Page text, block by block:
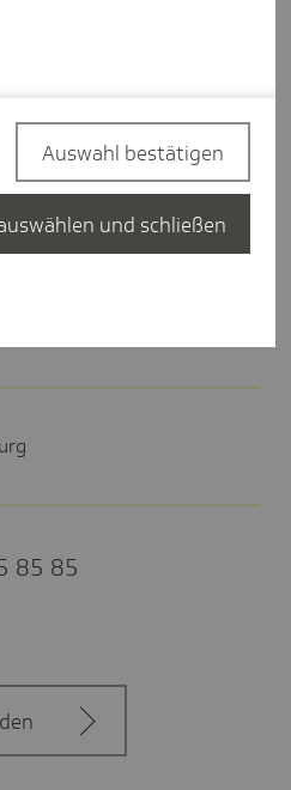
85 85
Auswahl bestätigen
und schließen